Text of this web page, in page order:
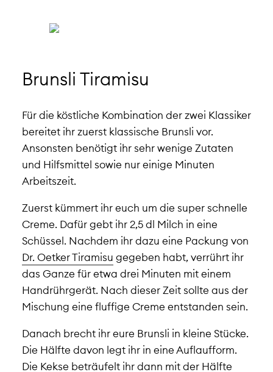
Brunsli Tiramisu
Für die köstliche Kombination der zwei Klassiker
bereitet ihr zuerst klassische Brunsli vor.
Ansonsten benötigt ihr sehr wenige Zutaten
und Hilfsmittel sowie nur einige Minuten
Arbeitszeit.
Zuerst kümmert ihr euch um die super schnelle
Creme. Dafür gebt ihr 2,5 dl Milch in eine
Schüssel. Nachdem ihr dazu eine Packung von
Dr. Oetker Tiramisu gegeben habt, verrührt ihr
das Ganze für etwa drei Minuten mit einem
Handrührgerät. Nach dieser Zeit sollte aus der
Mischung eine fluffige Creme entstanden sein.
Danach brecht ihr eure Brunsli in kleine Stücke.
Die Hälfte davon legt ihr in eine Auflaufform.
Die Kekse beträufelt ihr dann mit der Hälfte